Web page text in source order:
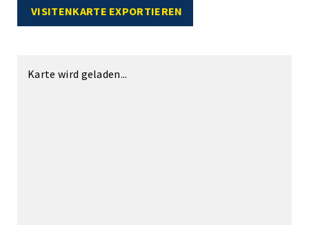
VISITENKARTE EXPORTIEREN
Karte wird geladen...